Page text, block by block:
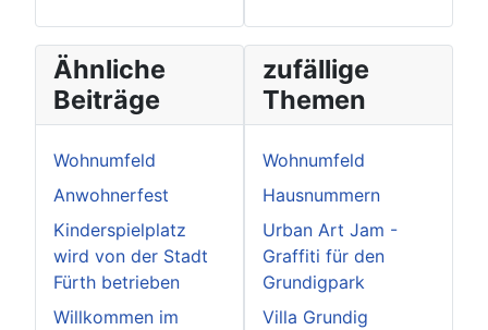
Ähnliche
Beiträge
Wohnumfeld
Anwohnerfest
Kinderspielplatz
wird von der Stadt
Fürth betrieben
Willkommen im
zufällige
Themen
Wohnumfeld
Hausnummern
Urban Art Jam -
Graffiti für den
Grundigpark
Villa Grundig